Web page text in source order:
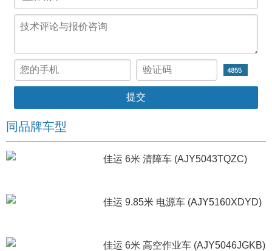
同品牌车型
佳运 6米 清障车 (AJY5043TQZC)
佳运 9.85米 电源车 (AJY5160XDYD)
佳运 6米 高空作业车 (AJY5046JGKB)